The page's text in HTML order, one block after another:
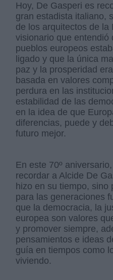
Hoy, De Gasperi es
gran estadista italiano,
de los arquitectos de la
visionario que entendió
pueblos europeos
ligado y que la única
paz y la prosperidad
basada en valores
perdura en las
estabilidad de las
en la idea de que
diferencias, puede y
futuro mejor.
En este 70º
recordar a Alcide De
hizo en su tiempo, sino
para las generaciones
que la democracia, la
europea son valores
y promover siempre,
pensamientos e ideas
guía en tiempos como
viviendo.